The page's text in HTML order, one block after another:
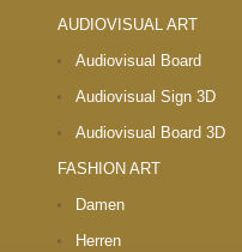
AUDIOVISUAL ART
Audiovisual Board
Audiovisual Sign 3D
Audiovisual Board 3D
FASHION ART
Damen
Herren